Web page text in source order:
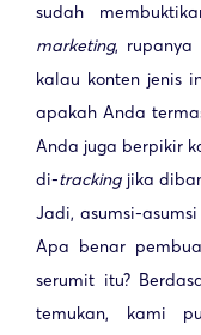
sudah
marketing, rupanya
kalau konten jenis
apakah Anda
Anda juga berpikir
di-trackingjika
Jadi, asumsi-
Apa benar
serumit itu?
temukan, kami